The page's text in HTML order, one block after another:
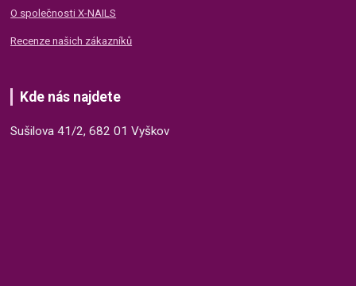
O společnosti X-NAILS
Recenze našich zákazníků
Kde nás najdete
Sušilova 41/2, 682 01 Vyškov